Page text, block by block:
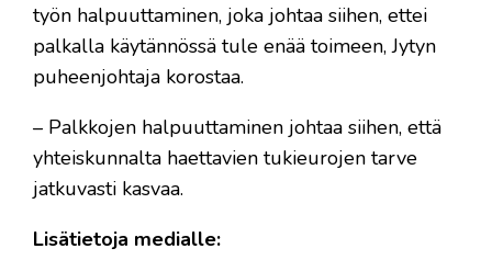
työn halpuuttaminen, joka johtaa siihen, ettei
palkalla käytännössä tule enää toimeen, Jytyn
puheenjohtaja korostaa.
– Palkkojen halpuuttaminen johtaa siihen, että
yhteiskunnalta haettavien tukieurojen tarve
jatkuvasti kasvaa.
Lisätietoja medialle: